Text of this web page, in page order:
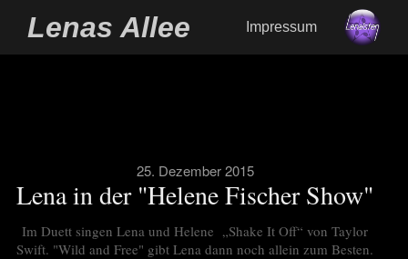
Lenas Allee Impressum
25. Dezember 2015
Lena in der "Helene Fischer Show"
Im Duett singen Lena und Helene „Shake It Off“ von Taylor
Swift. "Wild and Free" gibt Lena dann noch allein zum Besten.